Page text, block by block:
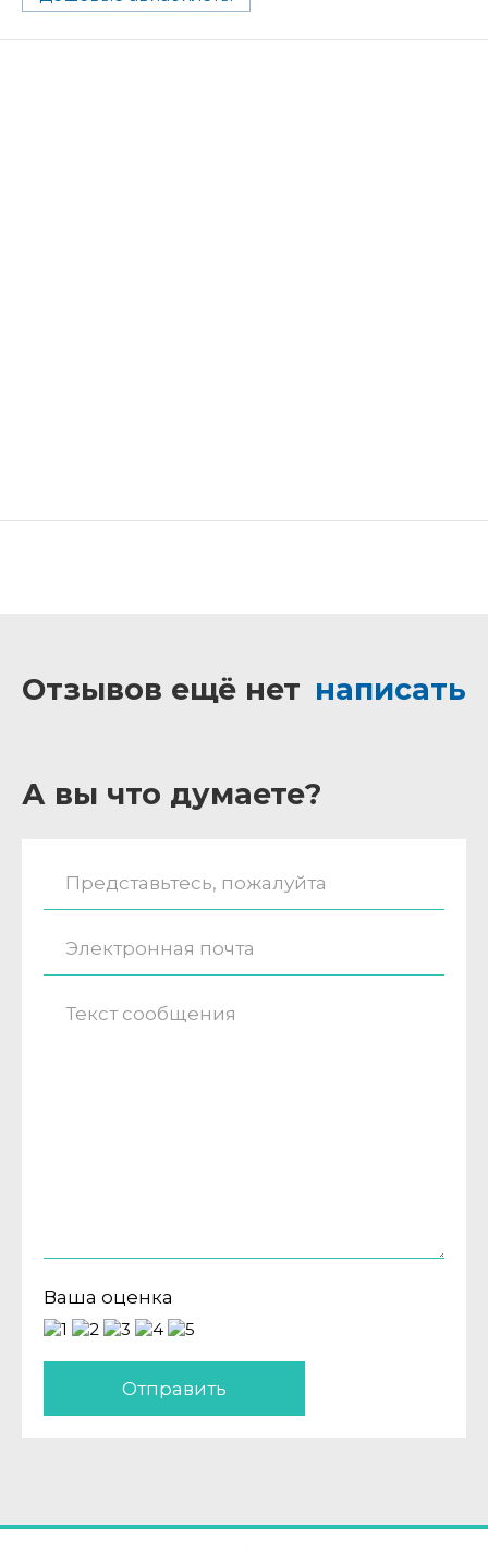
Отзывов ещё нет написать
А вы что думаете?
Ваша оценка
Отправить